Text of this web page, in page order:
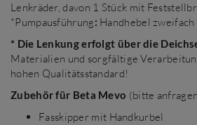
Lenkräder, davon 1 Stück mit
*Pumpausführung: Handhebel
* Die Lenkung erfolgt über die
Materialien und sorgfältige
hohen Qualitätsstandard!
Zubehör für Beta Mevo (bitte
Fasskipper mit Handkurbel